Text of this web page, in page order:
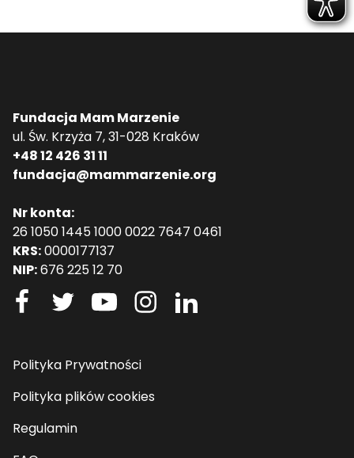
Fundacja Mam Marzenie
ul. Św. Krzyża 7, 31-028 Kraków
+48 12 426 31 11
fundacja@mammarzenie.org
Nr konta:
26 1050 1445 1000 0022 7647 0461
KRS:0000177137
NIP:676 225 12 70
Polityka Prywatności
Polityka plików cookies
Regulamin